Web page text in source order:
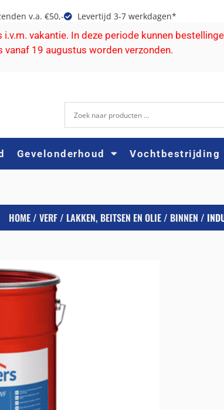
v.a. €50,- Levertijd 3-7 werkdagen*
vakantie. In deze periode kunnen
19 augustus worden verzonden.
Gevelonderhoud Vochtbestrijding
HOME/ VERF/ LAKKEN, BEITSEN EN OLIE/ BINNEN /